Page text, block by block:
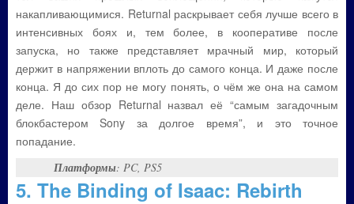
накапливающимися. Returnal раскрывает себя лучше всего в
интенсивных боях и, тем более, в кооперативе после
запуска, но также представляет мрачный мир, который
держит в напряжении вплоть до самого конца. И даже после
конца. Я до сих пор не могу понять, о чём же она на самом
деле. Наш обзор Returnal назвал её “самым загадочным
блокбастером Sony за долгое время”, и это точное
попадание.
Платформы: PC, PS5
5. The Binding of Isaac: Rebirth